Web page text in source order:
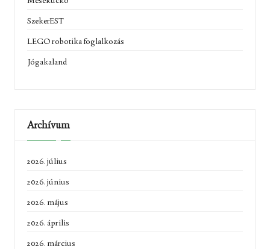
SzekerEST
LEGO robotika foglalkozás
Jógakaland
Archívum
2026. július
2026. június
2026. május
2026. április
2026. március